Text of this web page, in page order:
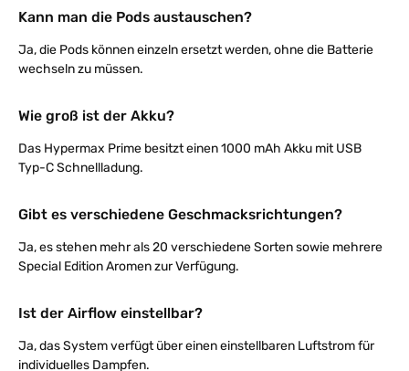
Kann man die Pods austauschen?
Ja, die Pods können einzeln ersetzt werden, ohne die Batterie
wechseln zu müssen.
Wie groß ist der Akku?
Das Hypermax Prime besitzt einen 1000 mAh Akku mit USB
Typ-C Schnellladung.
Gibt es verschiedene Geschmacksrichtungen?
Ja, es stehen mehr als 20 verschiedene Sorten sowie mehrere
Special Edition Aromen zur Verfügung.
Ist der Airflow einstellbar?
Ja, das System verfügt über einen einstellbaren Luftstrom für
individuelles Dampfen.